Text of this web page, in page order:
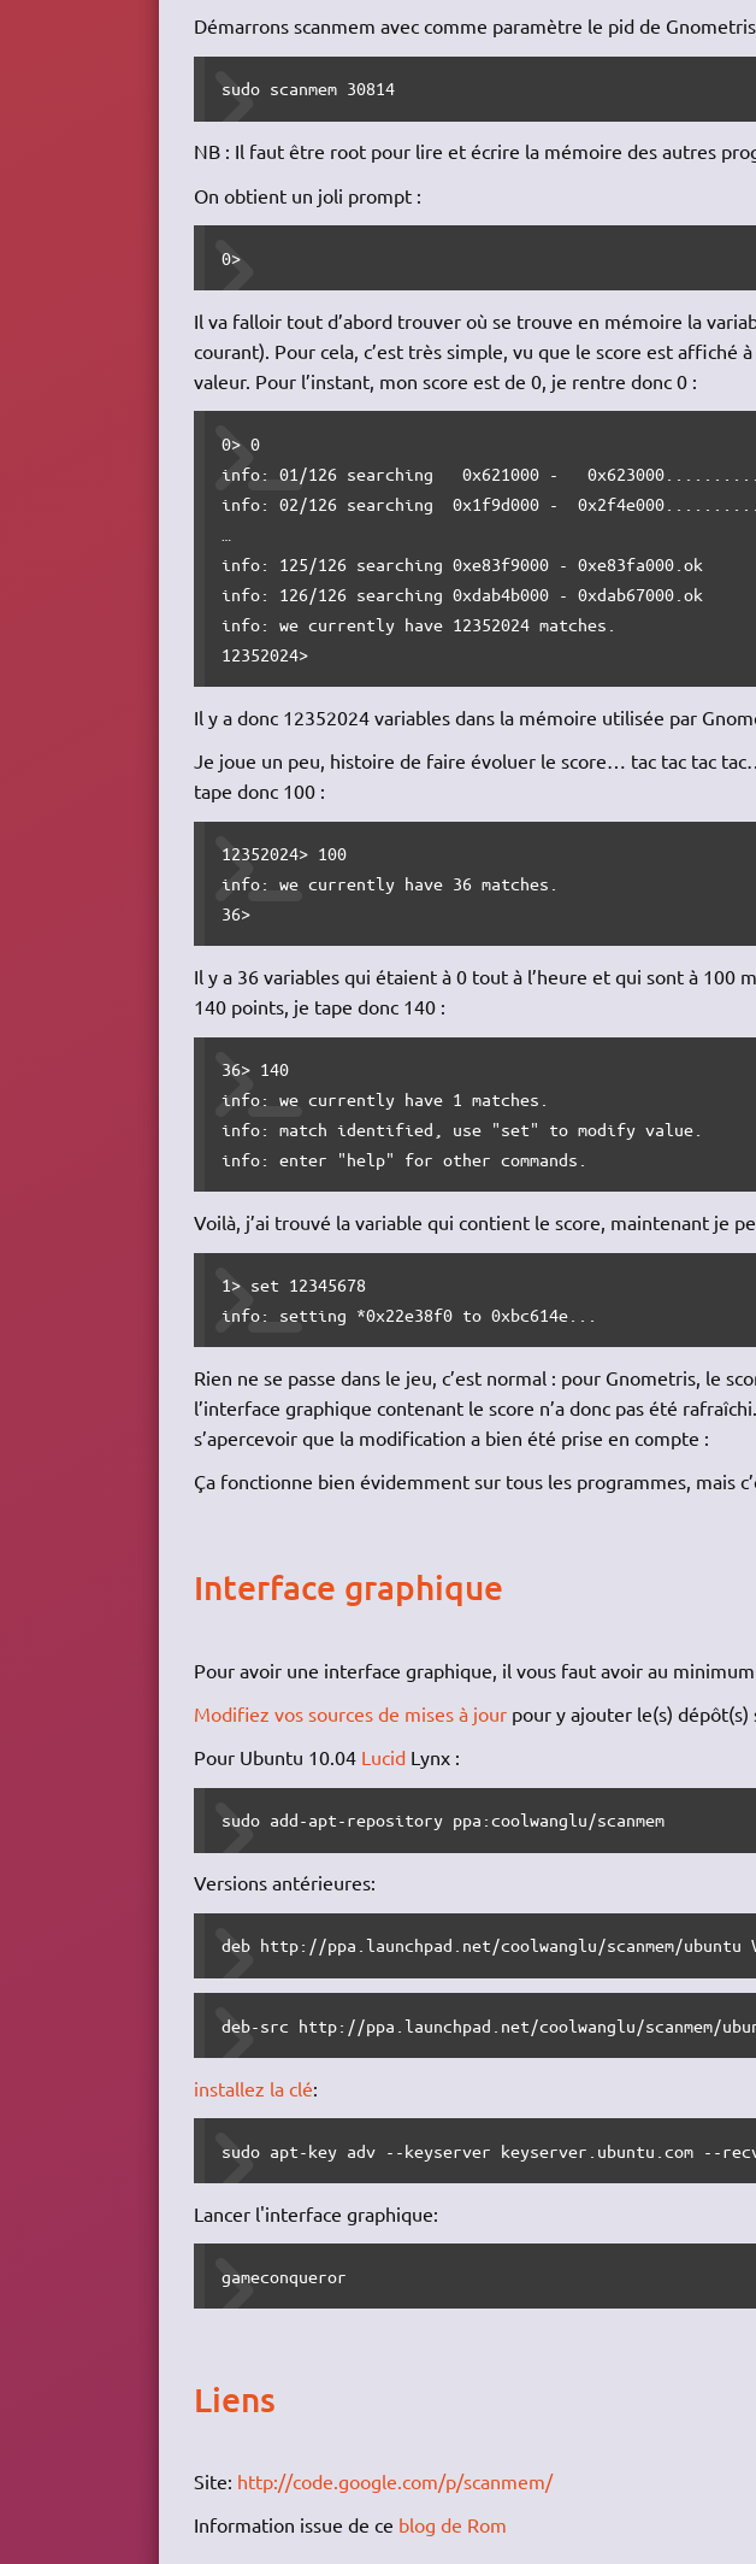
Démarrons scanmem avec comme paramètre le pid de
sudo scanmem 30814
NB : Il faut être root pour lire et écrire la mémoire des autres
On obtient un joli prompt :
0>
Il va falloir tout d’abord trouver où se trouve en mémoire la
courant). Pour cela, c’est très simple, vu que le score est affiché
valeur. Pour l’instant, mon score est de 0, je rentre donc 0 :
0> 0
info: 01/126 searching   0x621000 -
info: 02/126 searching  0x1f9d000 -
info: 125/126 searching 0xe83f9000 - 0xe83fa000.ok
info: 126/126 searching 0xdab4b000 - 0xdab67000.ok
info: we currently have 12352024 matches.
12352024>
Il y a donc 12352024 variables dans la mémoire utilisée par
Je joue un peu, histoire de faire évoluer le score… tac tac tac
tape donc 100 :
12352024> 100
info: we currently have 36 matches.
36>
Il y a 36 variables qui étaient à 0 tout à l’heure et qui sont à 100
140 points, je tape donc 140 :
36> 140
info: we currently have 1 matches.
info: match identified, use "set" to modify value.
info: enter "help" for other commands.
Voilà, j’ai trouvé la variable qui contient le score, maintenant je
1> set 12345678
info: setting *0x22e38f0 to 0xbc614e...
Rien ne se passe dans le jeu, c’est normal : pour Gnometris, le
l’interface graphique contenant le score n’a donc pas été
s’apercevoir que la modification a bien été prise en compte :
Ça fonctionne bien évidemment sur tous les programmes, mais
Interface graphique
Pour avoir une interface graphique, il vous faut avoir au minimum
Modifiez vos sources de mises à jourpour y ajouter le(s) dépôt(s)
Pour Ubuntu 10.04 LucidLynx :
sudo add-apt-repository ppa:coolwanglu/scanmem
Versions antérieures:
deb http://ppa.launchpad.net/coolwanglu/scanmem/ubuntu
deb-src http://ppa.launchpad.net/coolwanglu/scanmem/
installez la clé:
sudo apt-key adv --keyserver keyserver.ubuntu.com --
Lancer l'interface graphique:
gameconqueror
Liens
Site: http://code.google.com/p/scanmem/
Information issue de ce blog de Rom